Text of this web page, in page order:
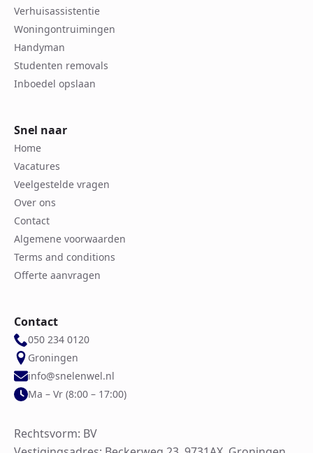
Verhuisassistentie
Woningontruimingen
Handyman
Studenten removals
Inboedel opslaan
Snel naar
Home
Vacatures
Veelgestelde vragen
Over ons
Contact
Algemene voorwaarden
Terms and conditions
Offerte aanvragen
Contact
050 234 0120
Groningen
info@snelenwel.nl
Ma – Vr (8:00 – 17:00)
Rechtsvorm: BV